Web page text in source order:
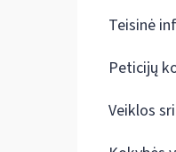
Teisinė
Peticijų
Veiklos